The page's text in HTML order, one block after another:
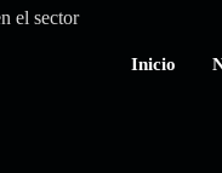
Inicio